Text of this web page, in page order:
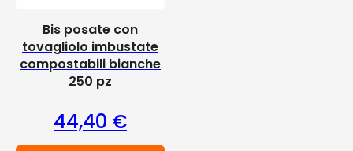
Bis posate con
tovagliolo imbustate
compostabili bianche
250 pz
44,40 €